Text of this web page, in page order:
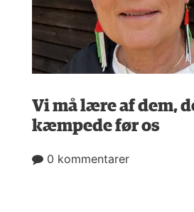
Vi må lære af dem,
kæmpede før os
0 kommentarer